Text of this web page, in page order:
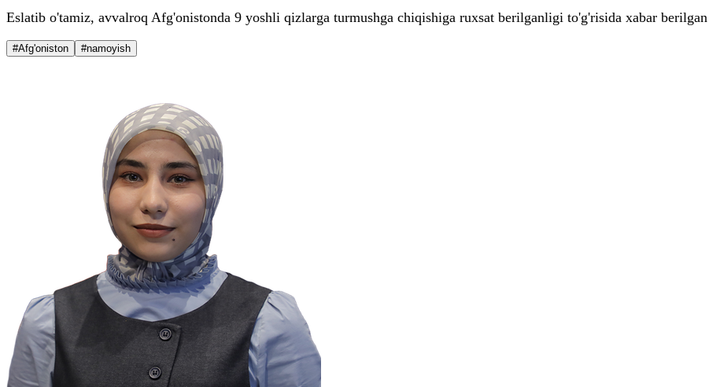
Eslatib o'tamiz, avvalroq Afg'onistonda 9 yoshli qizlarga turmushga chiqishiga ruxsat berilganligi to'g'risida xabar berilgan
#Afg'oniston #namoyish